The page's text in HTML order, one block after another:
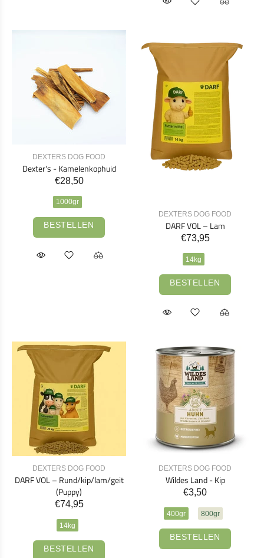
DEXTERS DOG FOOD
Dexter's - Kamelenkophuid
€28,50
1000gr
BESTELLEN
DEXTERS DOG FOOD
DARF VOL – Lam
€73,95
14kg
BESTELLEN
DEXTERS DOG FOOD
DARF VOL – Rund/kip/lam/geit
(Puppy)
€74,95
14kg
BESTELLEN
DEXTERS DOG FOOD
Wildes Land - Kip
€3,50
400gr 800gr
BESTELLEN